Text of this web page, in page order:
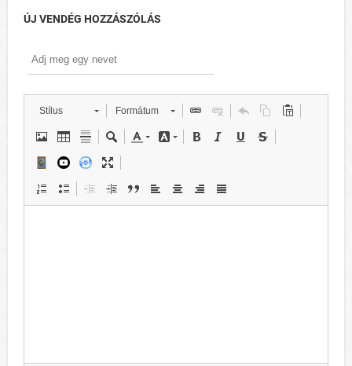
ÚJ VENDÉG HOZZÁSZÓLÁS
Stílus Formátum